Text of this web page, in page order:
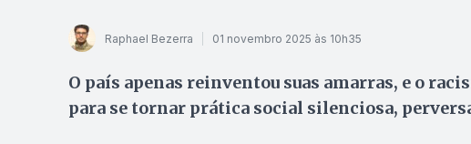
Raphael Bezerra 01 novembro 2025 às 10h35
O país apenas reinventou suas amarras, e o
para se tornar prática social silenciosa,